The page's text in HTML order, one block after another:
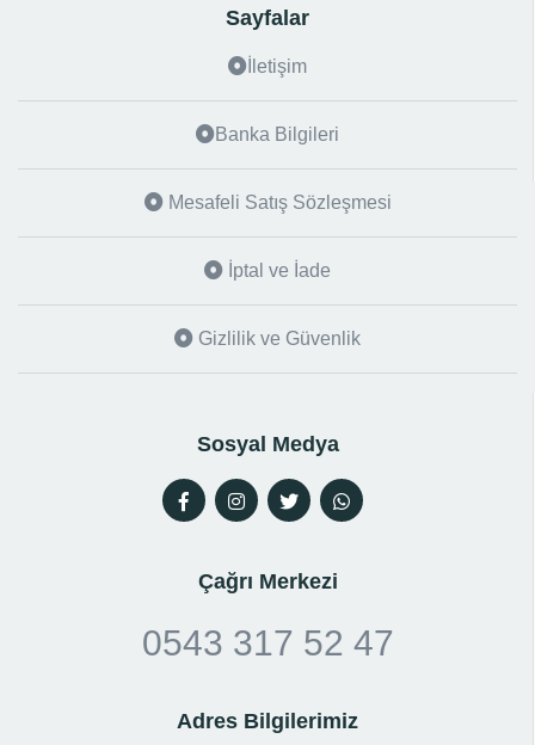
Sayfalar
İletişim
Banka Bilgileri
Mesafeli Satış Sözleşmesi
İptal ve İade
Gizlilik ve Güvenlik
Sosyal Medya
Çağrı Merkezi
0543 317 52 47
Adres Bilgilerimiz